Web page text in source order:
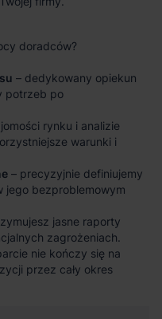
doradców?
– dedykowany opiekun
potrzeb po
rynku i analizie
warunki i
– precyzyjnie definiujemy
jego bezproblemowym
jasne raporty
zagrożeniach.
nie kończy się na
przez cały okres